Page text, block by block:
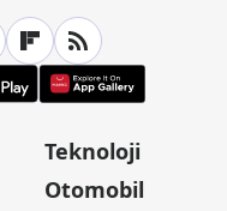
Teknoloji
Otomobil